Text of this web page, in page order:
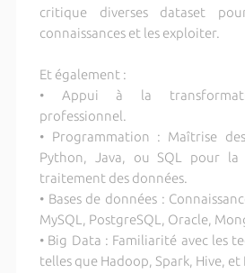
critique diverses dataset
connaissances et les exploiter.
Et également :
• Appui à la
professionnel.
• Programmation : Maîtrise
Python, Java, ou SQL pour
traitement des données.
• Bases de données :
MySQL, PostgreSQL, Oracle,
• Big Data : Familiarité avec les
telles que Hadoop, Spark, Hive, et